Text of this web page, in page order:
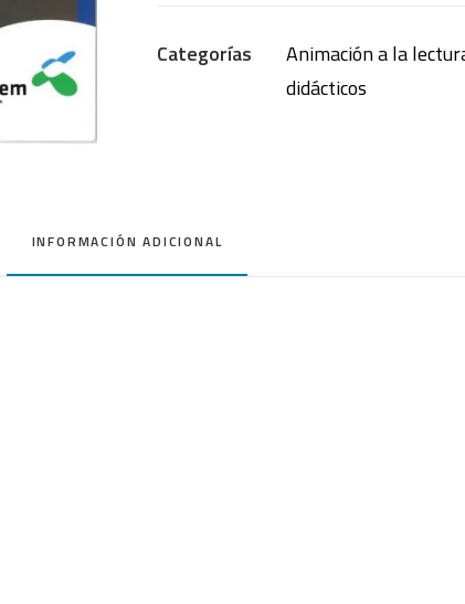
cantidad
Categorías Animación a la
didácticos
INFORMACIÓN ADICIONAL